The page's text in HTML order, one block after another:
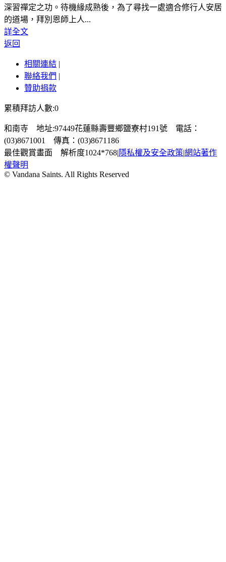
深習禪定之功。待機緣成熟後，為了尋找一處適合修行人安居
的道場，拜別恩師上人...
詳全文
返回
相關連結 |
聯絡我們 |
贊助捐款
累積拜訪人數:0
和南寺 地址:97449花蓮縣壽豐鄉鹽寮村191號 電話：
(03)8671001 傳真：(03)8671186
最佳觀賞畫面 解析度1024*768|隱私權及安全政策|網站著作
權聲明
© Vandana Saints. All Rights Reserved